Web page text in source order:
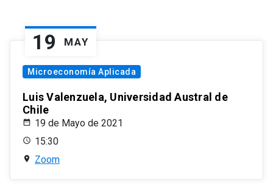
19 MAY
Microeconomía Aplicada
Luis Valenzuela, Universidad Austral de
Chile
19 de Mayo de 2021
15:30
Zoom